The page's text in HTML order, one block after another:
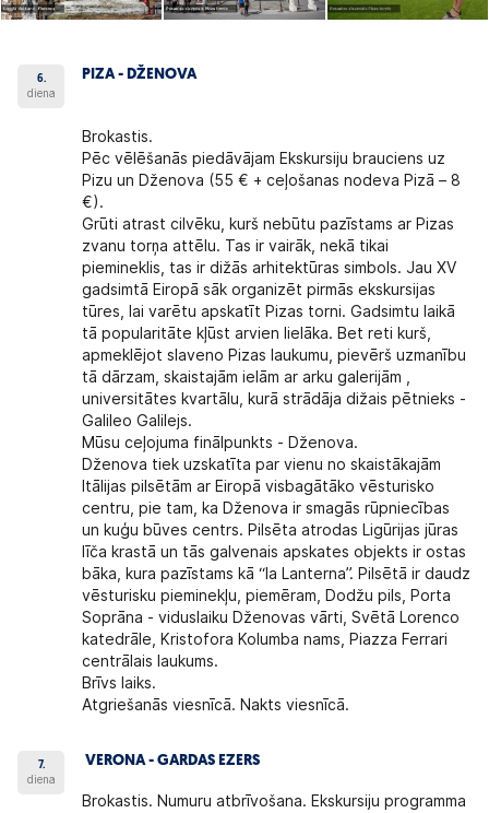
6.
diena
PIZA - DŽENOVA
Brokastis.
Pēc vēlēšanās piedāvājam Ekskursiju brauciens uz
Pizu un Dženova (55 € + ceļošanas nodeva Pizā – 8
€).
Grūti atrast cilvēku, kurš nebūtu pazīstams ar Pizas
zvanu torņa attēlu. Tas ir vairāk, nekā tikai
piemineklis, tas ir dižās arhitektūras simbols. Jau XV
gadsimtā Eiropā sāk organizēt pirmās ekskursijas
tūres, lai varētu apskatīt Pizas torni. Gadsimtu laikā
tā popularitāte kļūst arvien lielāka. Bet reti kurš,
apmeklējot slaveno Pizas laukumu, pievērš uzmanību
tā dārzam, skaistajām ielām ar arku galerijām ,
universitātes kvartālu, kurā strādāja dižais pētnieks -
Galileo Galilejs.
Mūsu ceļojuma finālpunkts - Dženova.
Dženova tiek uzskatīta par vienu no skaistākajām
Itālijas pilsētām ar Eiropā visbagātāko vēsturisko
centru, pie tam, ka Dženova ir smagās rūpniecības
un kuģu būves centrs. Pilsēta atrodas Ligūrijas jūras
līča krastā un tās galvenais apskates objekts ir ostas
bāka, kura pazīstams kā “la Lanterna”. Pilsētā ir daudz
vēsturisku pieminekļu, piemēram, Dodžu pils, Porta
Soprāna - viduslaiku Dženovas vārti, Svētā Lorenco
katedrāle, Kristofora Kolumba nams, Piazza Ferrari
centrālais laukums.
Brīvs laiks.
Atgriešanās viesnīcā. Nakts viesnīcā.
7.
diena
VERONA - GARDAS EZERS
Brokastis. Numuru atbrīvošana. Ekskursiju programma